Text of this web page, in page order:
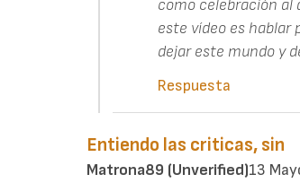
como celebración al
este vídeo es hablar
dejar este mundo y
Respuesta
Entiendo las criticas, sin
Matrona89 (unverified)13